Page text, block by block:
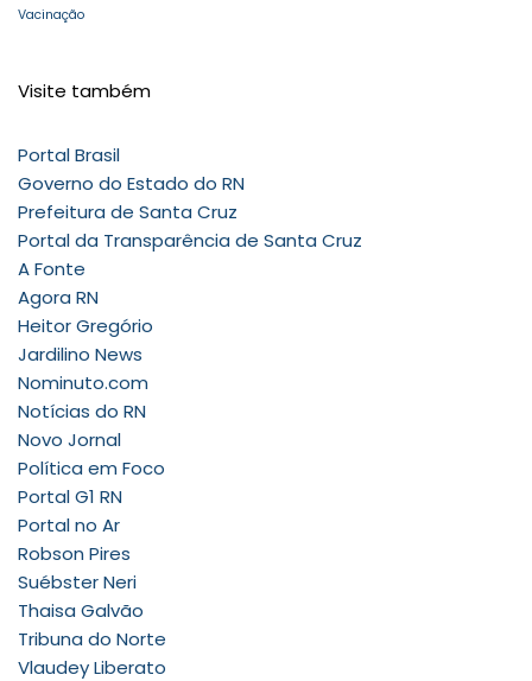
Vacinação
Visite também
Portal Brasil
Governo do Estado do RN
Prefeitura de Santa Cruz
Portal da Transparência de Santa Cruz
A Fonte
Agora RN
Heitor Gregório
Jardilino News
Nominuto.com
Notícias do RN
Novo Jornal
Política em Foco
Portal G1 RN
Portal no Ar
Robson Pires
Suébster Neri
Thaisa Galvão
Tribuna do Norte
Vlaudey Liberato